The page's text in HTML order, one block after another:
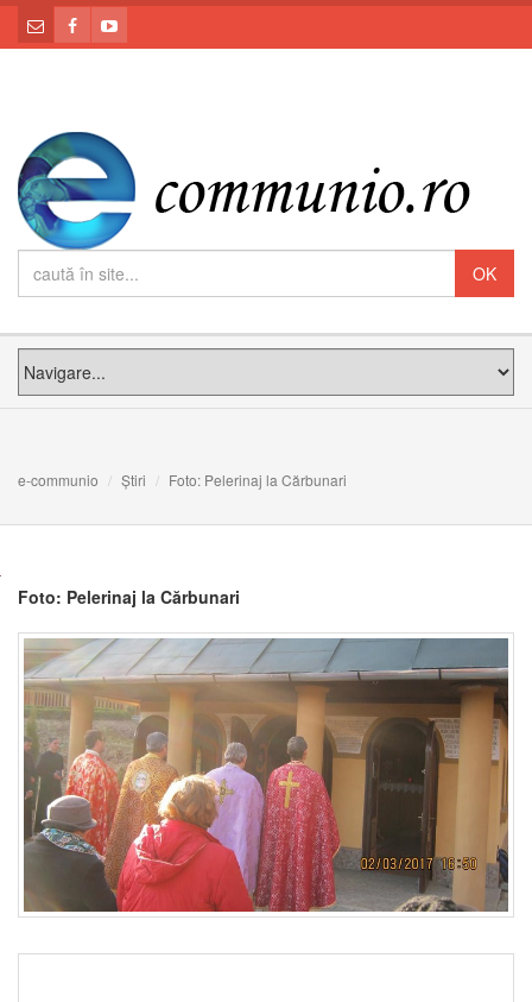
e-communio Știri Foto: Pelerinaj la Cărbunari
Foto: Pelerinaj la Cărbunari